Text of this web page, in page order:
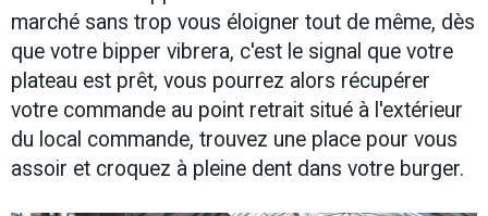
marché sans trop vous éloigner tout de même, dès
que votre bipper vibrera, c'est le signal que votre
plateau est prêt, vous pourrez alors récupérer
votre commande au point retrait situé à l'extérieur
du local commande, trouvez une place pour vous
assoir et croquez à pleine dent dans votre burger.